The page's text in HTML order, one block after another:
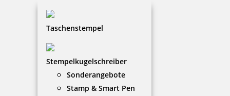
Taschenstempel
Stempelkugelschreiber
Sonderangebote
Stamp & Smart Pen